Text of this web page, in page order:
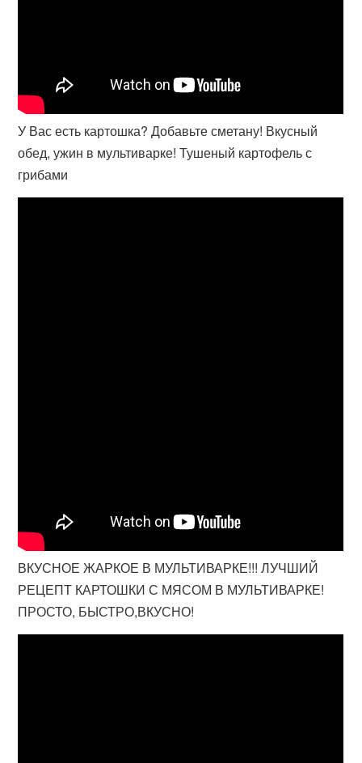
У Вас есть картошка? Добавьте сметану! Вкусный
обед, ужин в мультиварке! Тушеный картофель с
грибами
ВКУСНОЕ ЖАРКОЕ В МУЛЬТИВАРКЕ!!! ЛУЧШИЙ
РЕЦЕПТ КАРТОШКИ С МЯСОМ В МУЛЬТИВАРКЕ!
ПРОСТО, БЫСТРО,ВКУСНО!